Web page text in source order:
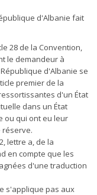
d'Albanie fait
28 de la Convention,
le demandeur à
d'Albanie se
premier de la
d'un État
dans un État
ou qui ont eu leur
réserve.
lettre a, de la
en compte que les
d'une traduction
s'applique pas aux